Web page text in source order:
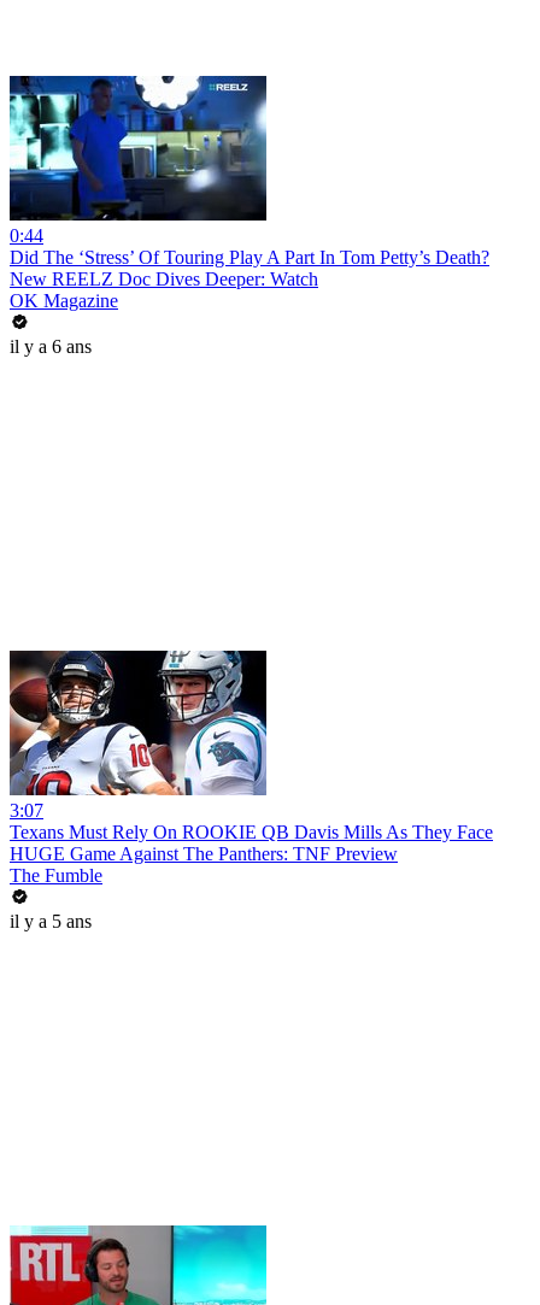
0:44
Did The ‘Stress’ Of Touring Play A Part In Tom Petty’s Death?
New REELZ Doc Dives Deeper: Watch
OK Magazine
il y a 6 ans
3:07
Texans Must Rely On ROOKIE QB Davis Mills As They Face
HUGE Game Against The Panthers: TNF Preview
The Fumble
il y a 5 ans